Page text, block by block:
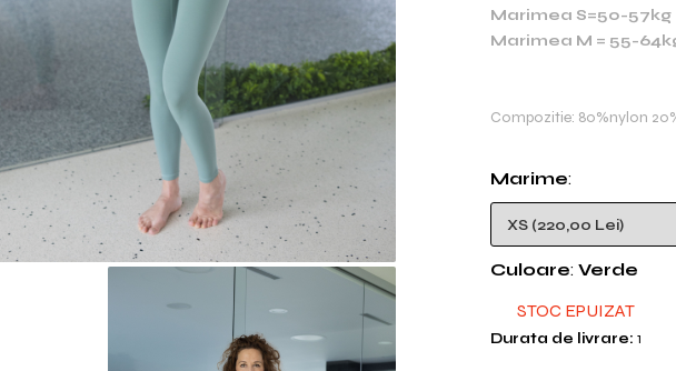
Marimea S=50-57kg
Marimea M = 55-
Compozitie: 80%nylon
Marime:
Culoare: Verde
STOC EPUIZAT
Durata de livrare: 1